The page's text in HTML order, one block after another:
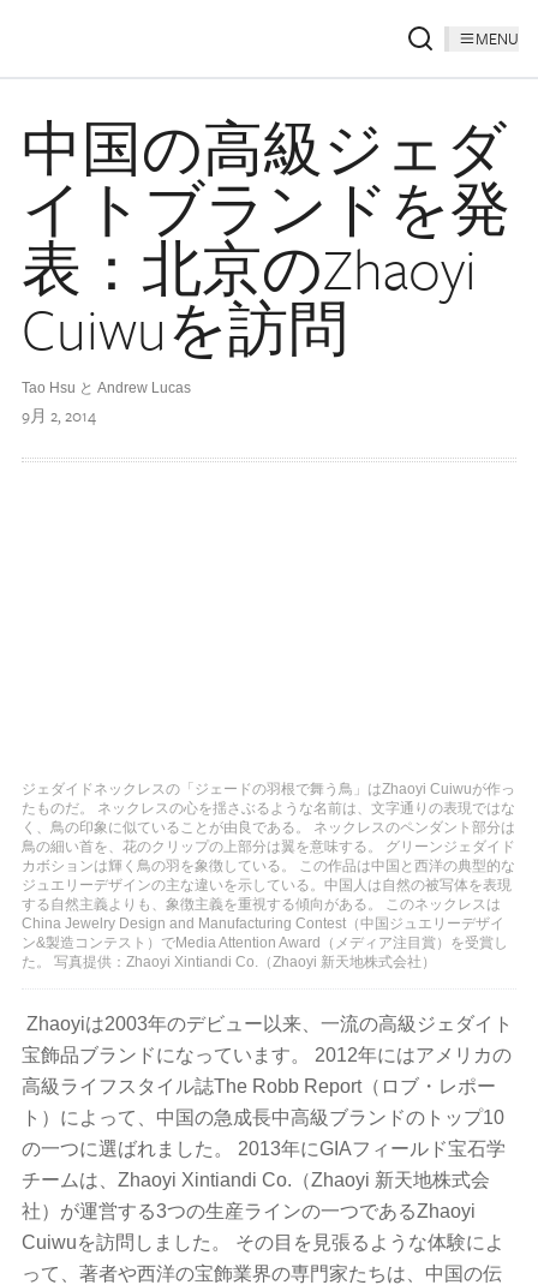
MENU
中国の高級ジェダ
イトブランドを発
表：北京のZhaoyi
Cuiwuを訪問
Tao Hsu と Andrew Lucas
9月 2, 2014
ジェダイドネックレスの「ジェードの羽根で舞う鳥」はZhaoyi Cuiwuが作っ
たものだ。 ネックレスの心を揺さぶるような名前は、文字通りの表現ではな
く、鳥の印象に似ていることが由良である。 ネックレスのペンダント部分は
鳥の細い首を、花のクリップの上部分は翼を意味する。 グリーンジェダイド
カボションは輝く鳥の羽を象徴している。 この作品は中国と西洋の典型的な
ジュエリーデザインの主な違いを示している。中国人は自然の被写体を表現
する自然主義よりも、象徴主義を重視する傾向がある。 このネックレスは
China Jewelry Design and Manufacturing Contest（中国ジュエリーデザイ
ン&製造コンテスト）でMedia Attention Award（メディア注目賞）を受賞し
た。 写真提供：Zhaoyi Xintiandi Co.（Zhaoyi 新天地株式会社）
Zhaoyiは2003年のデビュー以来、一流の高級ジェダイト
宝飾品ブランドになっています。 2012年にはアメリカの
高級ライフスタイル誌The Robb Report（ロブ・レポー
ト）によって、中国の急成長中高級ブランドのトップ10
の一つに選ばれました。 2013年にGIAフィールド宝石学
チームは、Zhaoyi Xintiandi Co.（Zhaoyi 新天地株式会
社）が運営する3つの生産ラインの一つであるZhaoyi
Cuiwuを訪問しました。 その目を見張るような体験によ
って、著者や西洋の宝飾業界の専門家たちは、中国の伝